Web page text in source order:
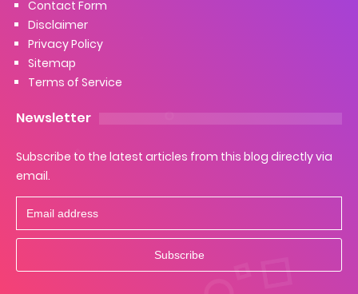
Contact Form
Disclaimer
Privacy Policy
Sitemap
Terms of Service
Newsletter
Subscribe to the latest articles from this blog directly via
email.